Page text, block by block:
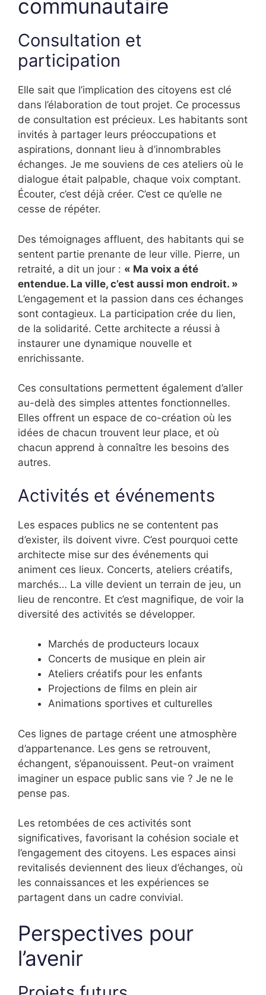
communautaire
Consultation et
participation
Elle sait que l’implication des citoyens est clé
dans l’élaboration de tout projet. Ce processus
de consultation est précieux. Les habitants sont
invités à partager leurs préoccupations et
aspirations, donnant lieu à d’innombrables
échanges. Je me souviens de ces ateliers où le
dialogue était palpable, chaque voix comptant.
Écouter, c’est déjà créer. C’est ce qu’elle ne
cesse de répéter.
Des témoignages affluent, des habitants qui se
sentent partie prenante de leur ville. Pierre, un
retraité, a dit un jour : « Ma voix a été
entendue. La ville, c’est aussi mon endroit. »
L’engagement et la passion dans ces échanges
sont contagieux. La participation crée du lien,
de la solidarité. Cette architecte a réussi à
instaurer une dynamique nouvelle et
enrichissante.
Ces consultations permettent également d’aller
au-delà des simples attentes fonctionnelles.
Elles offrent un espace de co-création où les
idées de chacun trouvent leur place, et où
chacun apprend à connaître les besoins des
autres.
Activités et événements
Les espaces publics ne se contentent pas
d’exister, ils doivent vivre. C’est pourquoi cette
architecte mise sur des événements qui
animent ces lieux. Concerts, ateliers créatifs,
marchés… La ville devient un terrain de jeu, un
lieu de rencontre. Et c’est magnifique, de voir la
diversité des activités se développer.
Marchés de producteurs locaux
Concerts de musique en plein air
Ateliers créatifs pour les enfants
Projections de films en plein air
Animations sportives et culturelles
Ces lignes de partage créent une atmosphère
d’appartenance. Les gens se retrouvent,
échangent, s’épanouissent. Peut-on vraiment
imaginer un espace public sans vie ? Je ne le
pense pas.
Les retombées de ces activités sont
significatives, favorisant la cohésion sociale et
l’engagement des citoyens. Les espaces ainsi
revitalisés deviennent des lieux d’échanges, où
les connaissances et les expériences se
partagent dans un cadre convivial.
Perspectives pour
l’avenir